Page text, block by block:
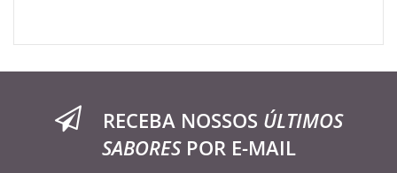
RECEBA NOSSOS ÚLTIMOS
SABORESPOR E-MAIL